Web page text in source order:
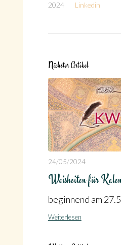
2024
Linkedin
Nächster Artikel
24/05/2024
Weisheiten für
beginnend am
Weiterlesen